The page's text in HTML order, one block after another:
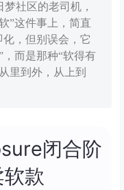
社区的老司机，
”这件事上，简直
，但别误会，它
而是那种“软得有
里到外，从上到
闭合阶
款